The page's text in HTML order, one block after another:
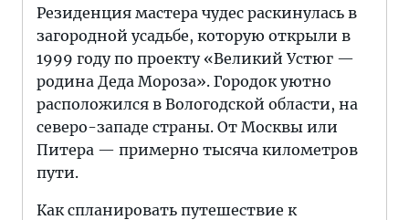
Резиденция мастера чудес раскинулась в
загородной усадьбе, которую открыли в
1999 году по проекту «Великий Устюг —
родина Деда Мороза». Городок уютно
расположился в Вологодской области, на
северо-западе страны. От Москвы или
Питера — примерно тысяча километров
пути.
Как спланировать путешествие к